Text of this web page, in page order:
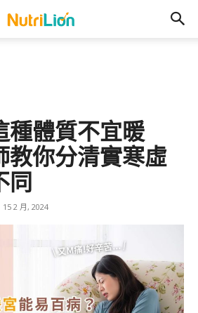
種體質不宜暖
教你分清實寒虛
同
15 2 月, 2024